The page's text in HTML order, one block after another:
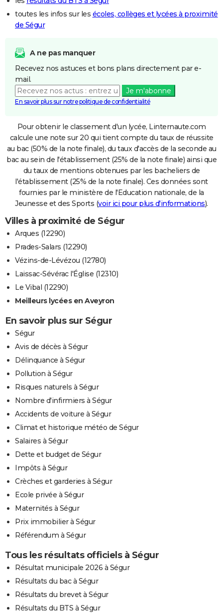
toutes les infos sur les écoles, collèges et lycées à proximité
de Ségur
A ne pas manquer
Recevez nos astuces et bons plans directement par e-
mail.
Je m'abonne
En savoir plus sur notre politique de confidentialité
Pour obtenir le classement d'un lycée, Linternaute.com
calcule une note sur 20 qui tient compte du taux de réussite
au bac (50% de la note finale), du taux d'accès de la seconde au
bac au sein de l'établissement (25% de la note finale) ainsi que
du taux de mentions obtenues par les bacheliers de
l'établissement (25% de la note finale). Ces données sont
fournies par le ministère de l'Education nationale, de la
Jeunesse et des Sports (voir ici pour plus d'informations).
Villes à proximité de Ségur
Arques (12290)
Prades-Salars (12290)
Vézins-de-Lévézou (12780)
Laissac-Sévérac l'Église (12310)
Le Vibal (12290)
Meilleurs lycées en Aveyron
En savoir plus sur Ségur
Ségur
Avis de décès à Ségur
Délinquance à Ségur
Pollution à Ségur
Risques naturels à Ségur
Nombre d'infirmiers à Ségur
Accidents de voiture à Ségur
Climat et historique météo de Ségur
Salaires à Ségur
Dette et budget de Ségur
Impôts à Ségur
Crèches et garderies à Ségur
Ecole privée à Ségur
Maternités à Ségur
Prix immobilier à Ségur
Référendum à Ségur
Tous les résultats officiels à Ségur
Résultat municipale 2026 à Ségur
Résultats du bac à Ségur
Résultats du brevet à Ségur
Résultats du BTS à Ségur